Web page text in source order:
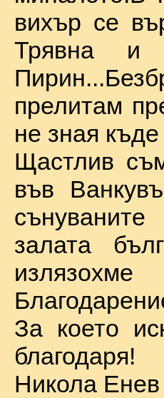
вихър се
Трявна и
прелитам
не зная
Щастлив
във
залата
За което
благодаря!
Никола Енев